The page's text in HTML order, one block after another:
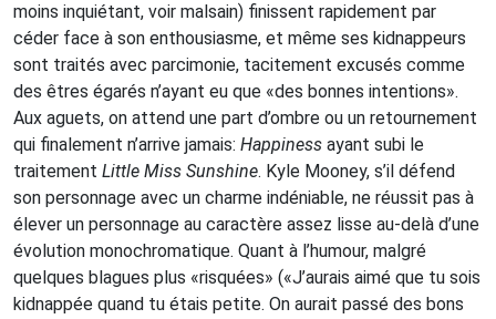
moins inquiétant, voir malsain) finissent rapidement par
céder face à son enthousiasme, et même ses kidnappeurs
sont traités avec parcimonie, tacitement excusés comme
des êtres égarés n’ayant eu que «des bonnes intentions».
Aux aguets, on attend une part d’ombre ou un retournement
qui finalement n’arrive jamais: Happiness ayant subi le
traitement Little Miss Sunshine. Kyle Mooney, s’il défend
son personnage avec un charme indéniable, ne réussit pas à
élever un personnage au caractère assez lisse au-delà d’une
évolution monochromatique. Quant à l’humour, malgré
quelques blagues plus «risquées» («J’aurais aimé que tu sois
kidnappée quand tu étais petite. On aurait passé des bons